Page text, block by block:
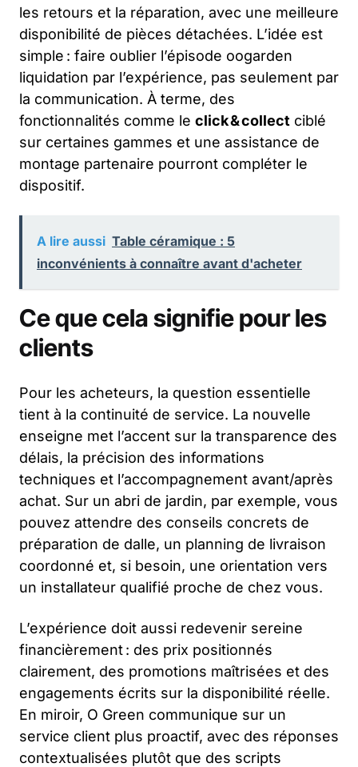
les retours et la réparation, avec une meilleure
disponibilité de pièces détachées. L’idée est
simple : faire oublier l’épisode oogarden
liquidation par l’expérience, pas seulement par
la communication. À terme, des
fonctionnalités comme le click & collect ciblé
sur certaines gammes et une assistance de
montage partenaire pourront compléter le
dispositif.
A lire aussi Table céramique : 5
inconvénients à connaître avant d'acheter
Ce que cela signifie pour les
clients
Pour les acheteurs, la question essentielle
tient à la continuité de service. La nouvelle
enseigne met l’accent sur la transparence des
délais, la précision des informations
techniques et l’accompagnement avant/après
achat. Sur un abri de jardin, par exemple, vous
pouvez attendre des conseils concrets de
préparation de dalle, un planning de livraison
coordonné et, si besoin, une orientation vers
un installateur qualifié proche de chez vous.
L’expérience doit aussi redevenir sereine
financièrement : des prix positionnés
clairement, des promotions maîtrisées et des
engagements écrits sur la disponibilité réelle.
En miroir, O Green communique sur un
service client plus proactif, avec des réponses
contextualisées plutôt que des scripts